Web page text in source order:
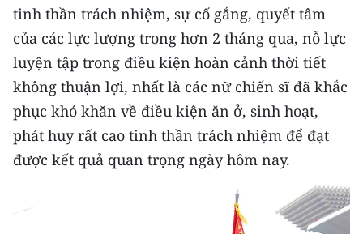
TIN MỚI
TIN ĐỊA PHƯƠNG
Trung du và miền núi phía Bắc
Đồng bằng sông Hồng
Bắc Trung Bộ
Duyên hải Nam Trung Bộ và Tây
tinh thần trách nhiệm, sự cố gắng, quyết tâm
của các lực lượng trong hơn 2 tháng qua, nỗ lực
luyện tập trong điều kiện hoàn cảnh thời tiết
không thuận lợi, nhất là các nữ chiến sĩ đã khắc
phục khó khăn về điều kiện ăn ở, sinh hoạt,
phát huy rất cao tinh thần trách nhiệm để đạt
được kết quả quan trọng ngày hôm nay.